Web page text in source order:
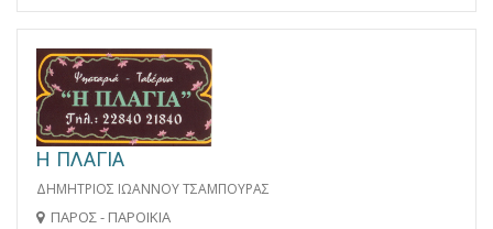
Η ΠΛΑΓΙΑ
ΔΗΜΗΤΡΙΟΣ ΙΩΑΝΝΟΥ ΤΣΑΜΠΟΥΡΑΣ
ΠΑΡΟΣ - ΠΑΡΟΙΚΙΑ